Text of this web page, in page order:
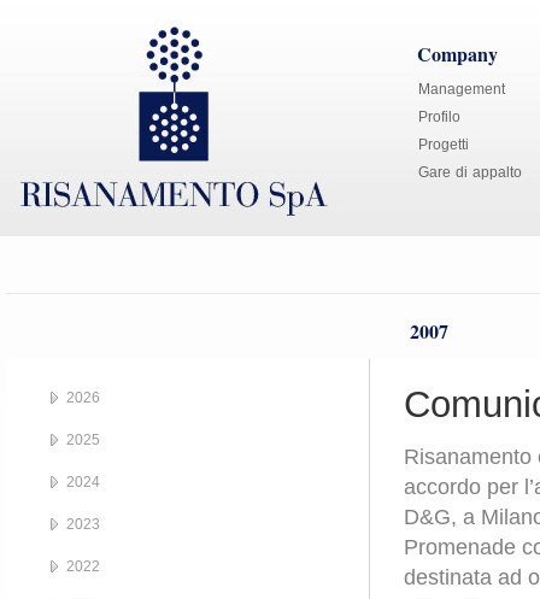
Company
Management
Profilo
Progetti
Gare di appalto
2007
Risanamento
accordo per
D&G, a
Promenade
destinata ad
2026
2025
2024
2023
2022